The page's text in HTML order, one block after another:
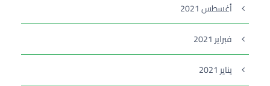
أغسطس 2021
فبراير 2021
يناير 2021